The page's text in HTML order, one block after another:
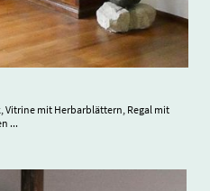
Vitrine mit Herbarblättern, Regal mit
...